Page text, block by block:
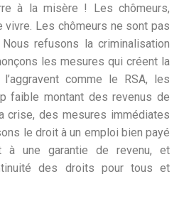
à la misère ! Les chômeurs,
vivre. Les chômeurs ne sont pas
refusons la criminalisation
les mesures qui créent la
comme le RSA, les
faible montant des revenus de
crise, des mesures immédiates
le droit à un emploi bien payé
une garantie de revenu, et
des droits pour tous et